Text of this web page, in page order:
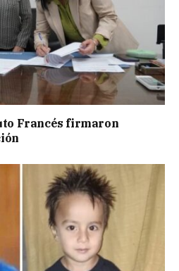
Francés firmaron